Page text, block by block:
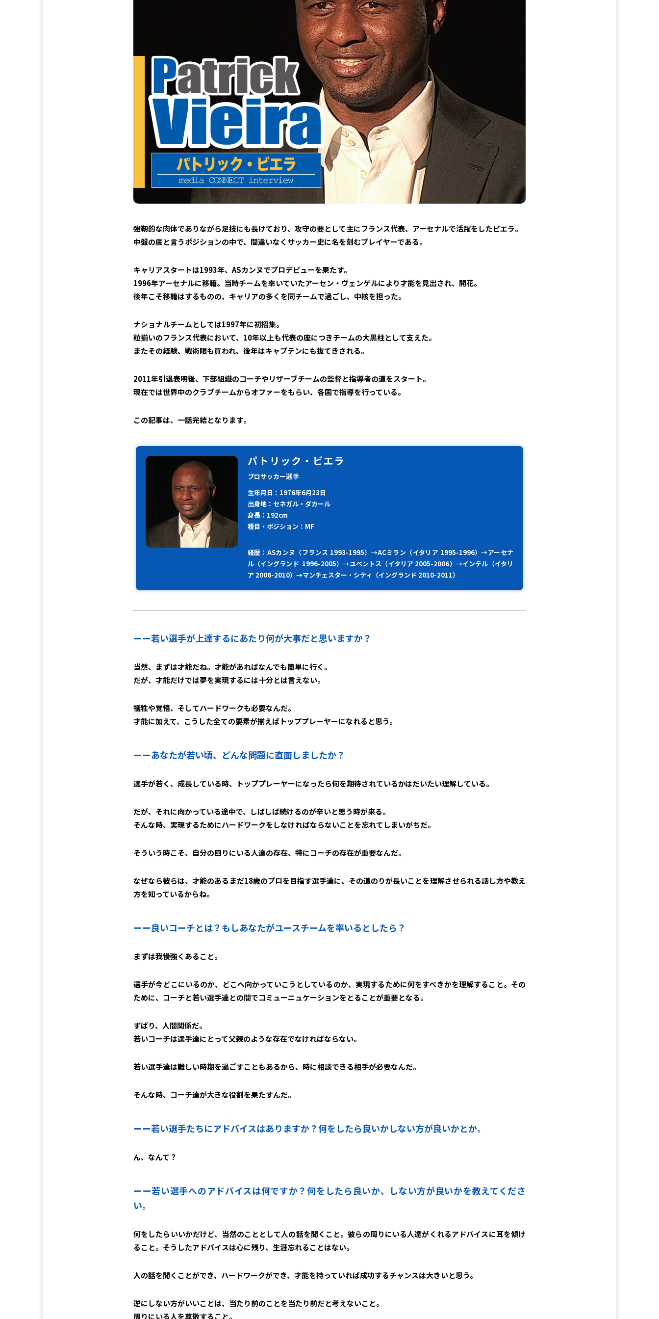
強靭的な肉体でありながら足技にも長けており、攻守の要として主にフランス代表、アーセナルで活躍をしたビエラ。
中盤の底と言うポジションの中で、間違いなくサッカー史に名を刻むプレイヤーである。
キャリアスタートは1993年、ASカンヌでプロデビューを果たす。
1996年アーセナルに移籍。当時チームを率いていたアーセン・ヴェンゲルにより才能を見出され、開花。
後年こそ移籍はするものの、キャリアの多くを同チームで過ごし、中核を担った。
ナショナルチームとしては1997年に初招集。
粒揃いのフランス代表において、10年以上も代表の座につきチームの大黒柱として支えた。
またその経験、戦術眼も買われ、後年はキャプテンにも抜てきされる。
2011年引退表明後、下部組織のコーチやリザーブチームの監督と指導者の道をスタート。
現在では世界中のクラブチームからオファーをもらい、各国で指導を行っている。
この記事は、一話完結となります。
パトリック・ビエラ
プロサッカー選手
生年月日：1976年6月23日
出身地：セネガル・ダカール
身長：192cm
種目・ポジション：MF
経歴：ASカンヌ（フランス 1993-1995）→ACミラン（イタリア 1995-1996）→アーセナ
ル（イングランド 1996-2005）→ユベントス（イタリア 2005-2006）→インテル（イタリ
ア 2006-2010）→マンチェスター・シティ（イングランド 2010-2011）
ーー若い選手が上達するにあたり何が大事だと思いますか？
当然、まずは才能だね。才能があればなんでも簡単に行く。
だが、才能だけでは夢を実現するには十分とは言えない。
犠牲や覚悟、そしてハードワークも必要なんだ。
才能に加えて、こうした全ての要素が揃えばトッププレーヤーになれると思う。
ーーあなたが若い頃、どんな問題に直面しましたか？
選手が若く、成長している時、トッププレーヤーになったら何を期待されているかはだいたい理解している。
だが、それに向かっている途中で、しばしば続けるのが辛いと思う時が来る。
そんな時、実現するためにハードワークをしなければならないことを忘れてしまいがちだ。
そういう時こそ、自分の回りにいる人達の存在、特にコーチの存在が重要なんだ。
なぜなら彼らは、才能のあるまだ18歳のプロを目指す選手達に、その道のりが長いことを理解させられる話し方や教え
方を知っているからね。
ーー良いコーチとは？もしあなたがユースチームを率いるとしたら？
まずは我慢強くあること。
選手が今どこにいるのか、どこへ向かっていこうとしているのか、実現するために何をすべきかを理解すること。その
ために、コーチと若い選手達との間でコミューニュケーションをとることが重要となる。
ずばり、人間関係だ。
若いコーチは選手達にとって父親のような存在でなければならない。
若い選手達は難しい時期を過ごすこともあるから、時に相談できる相手が必要なんだ。
そんな時、コーチ達が大きな役割を果たすんだ。
ーー若い選手たちにアドバイスはありますか？何をしたら良いかしない方が良いかとか。
ん、なんて？
ーー若い選手へのアドバイスは何ですか？何をしたら良いか、しない方が良いかを教えてくださ
い。
何をしたらいいかだけど、当然のこととして人の話を聞くこと。彼らの周りにいる人達がくれるアドバイスに耳を傾け
ること。そうしたアドバイスは心に残り、生涯忘れることはない。
人の話を聞くことができ、ハードワークができ、才能を持っていれば成功するチャンスは大きいと思う。
逆にしない方がいいことは、当たり前のことを当たり前だと考えないこと。
周りにいる人を尊敬すること。